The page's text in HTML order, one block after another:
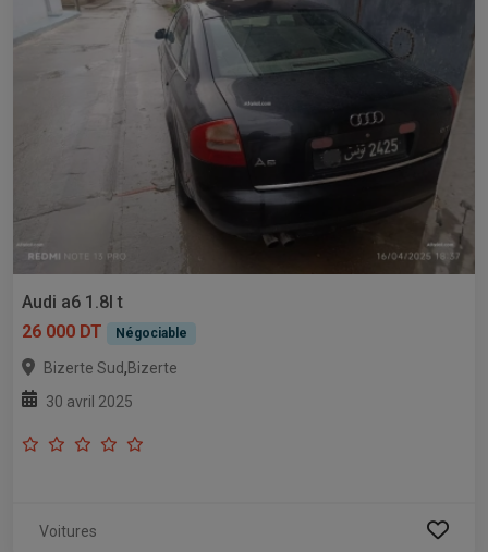
Audi a6 1.8l t
26 000 DT
Négociable
Bizerte Sud,Bizerte
30 avril 2025
Voitures